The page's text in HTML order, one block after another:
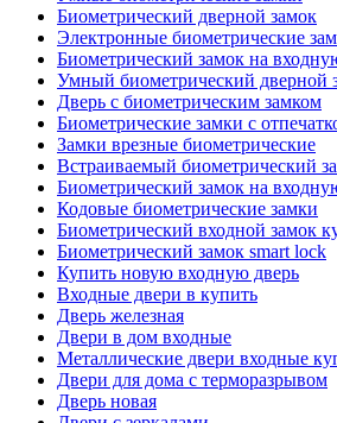
Биометрический дверной замок
Электронные биометрические
Биометрический замок на
Умный биометрический дверной
Дверь с биометрическим замком
Биометрические замки с
Замки врезные биометрические
Встраиваемый биометрический
Биометрический замок на
Кодовые биометрические замки
Биометрический входной замок
Биометрический замок smart lock
Купить новую входную дверь
Входные двери в купить
Дверь железная
Двери в дом входные
Металлические двери входные
Двери для дома с терморазрывом
Дверь новая